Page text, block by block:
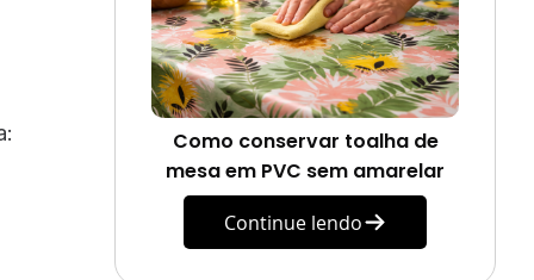
Como conservar toalha de
mesa em PVC sem amarelar
Continue lendo